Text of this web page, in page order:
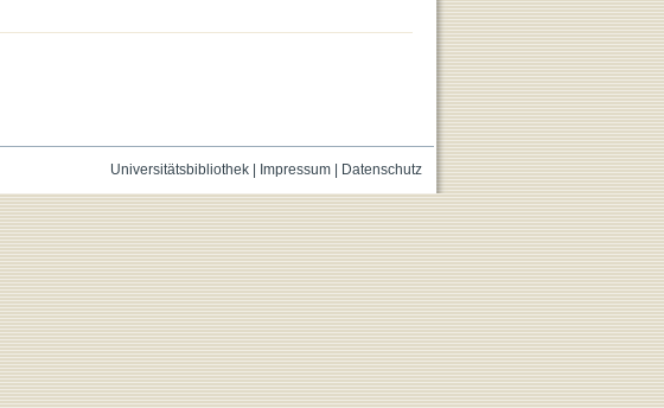
Universitätsbibliothek| Impressum| Datenschutz